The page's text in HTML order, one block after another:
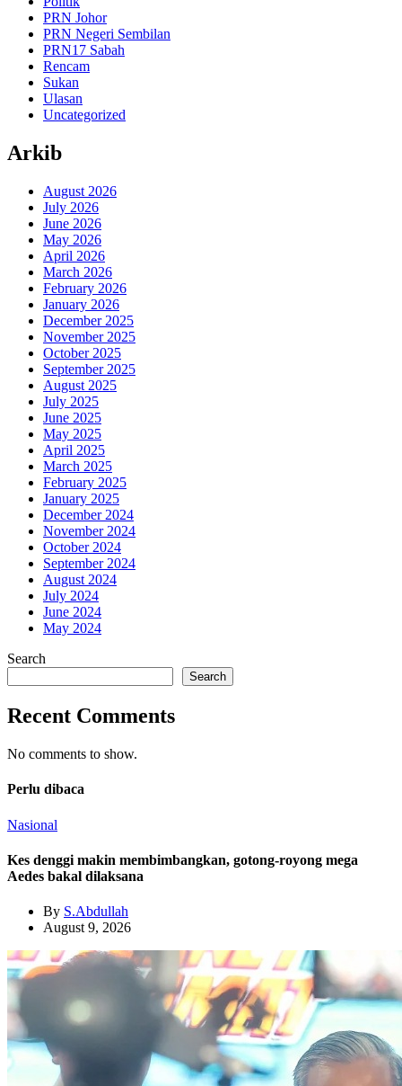
PRN Johor
PRN Negeri Sembilan
PRN17 Sabah
Rencam
Sukan
Ulasan
Uncategorized
Arkib
August 2026
July 2026
June 2026
May 2026
April 2026
March 2026
February 2026
January 2026
December 2025
November 2025
October 2025
September 2025
August 2025
July 2025
June 2025
May 2025
April 2025
March 2025
February 2025
January 2025
December 2024
November 2024
October 2024
September 2024
August 2024
July 2024
June 2024
May 2024
Search
Search
Recent Comments
No comments to show.
Perlu dibaca
Nasional
Kes denggi makin membimbangkan, gotong-royong mega
Aedes bakal dilaksana
By S.Abdullah
August 9, 2026